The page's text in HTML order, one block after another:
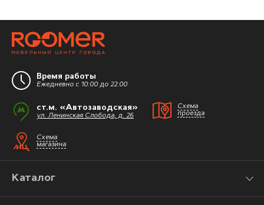
Время работы
Ежедневно с 10:00 до 22:00
ст.м. «Автозаводская»
ул. Ленинская Слобода, д. 26
Схема
проезда
Схема
магазина
Каталог